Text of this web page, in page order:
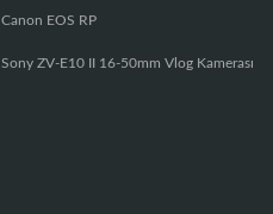
Canon EOS RP
Sony ZV-E10 II 16-50mm Vlog Kamerası